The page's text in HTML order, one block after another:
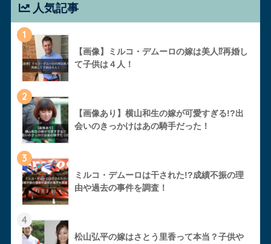
人気記事
1
【画像】ミルコ・デムーロの嫁は美人⁉︎再婚し
て子供は４人！
2
【画像あり】横山和生の嫁が可愛すぎる!?出
会いのきっかけはあの騎手だった！
3
ミルコ・デムーロは干された!?成績不振の理
由や過去の事件を調査！
4
松山弘平の嫁はさとう里香って本当？子供や